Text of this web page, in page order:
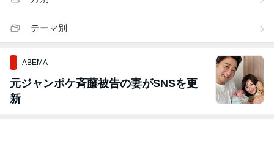
テーマ別
ABEMA
元ジャンポケ斉藤被告の妻がSNSを更
新